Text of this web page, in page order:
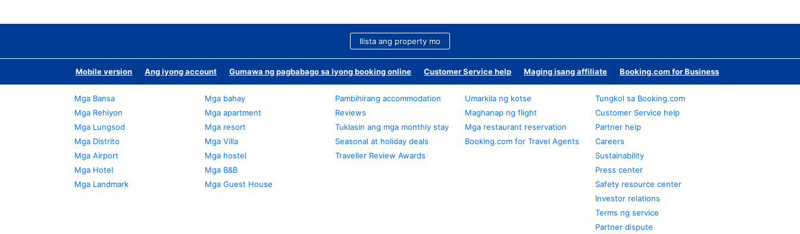
Ilista ang property mo
Mobile version Ang iyong account Gumawa ng pagbabago sa iyong booking online Customer Service help Maging isang affiliate Booking.com for Business
Mga Bansa
Mga Rehiyon
Mga Lungsod
Mga Distrito
Mga Airport
Mga Hotel
Mga Landmark
Mga bahay
Mga apartment
Mga resort
Mga Villa
Mga hostel
Mga B&B
Mga Guest House
Pambihirang accommodation
Reviews
Tuklasin ang mga monthly stay
Seasonal at holiday deals
Traveller Review Awards
Umarkila ng kotse
Maghanap ng flight
Mga restaurant reservation
Booking.com for Travel Agents
Tungkol sa Booking.com
Customer Service help
Partner help
Careers
Sustainability
Press center
Safety resource center
Investor relations
Terms ng service
Partner dispute